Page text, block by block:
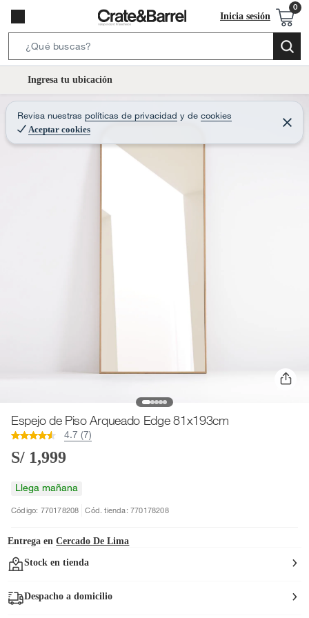
Inicia sesión
e
r
c
r
t
Ingresa tu ubicación
Revisa nuestras políticas de privacidad y de cookies
Aceptar cookies
C
e
r
Espejo de Piso Arqueado Edge 81x193cm
4.7 (7)
S/ 1,999
Llega mañana
Código: 770178208 Cód. tienda: 770178208
Entrega en Cercado De Lima
Stock en tienda
Despacho a domicilio